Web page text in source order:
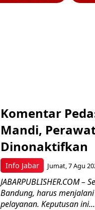
Info Jabar
Komentar
Mandi,
Dinonaktifkan
Jumat, 7 Agu
JABARPUBLISHER.COM
Bandung, harus
pelayanan. Keputusan ini...